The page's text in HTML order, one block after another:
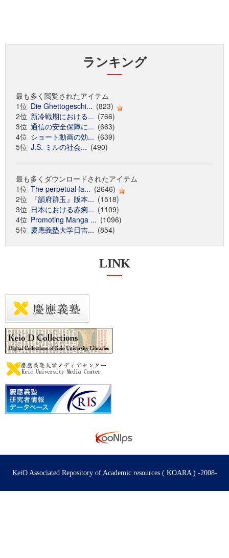
ランキング
最も多く閲覧されたアイテム
1位 Die Ghettogeschi... (823)
2位 新冷戦期における... (766)
3位 通信の安全保障に... (663)
4位 ショート動画の効... (639)
5位 J.S. ミルの社会... (490)
最も多くダウンロードされたアイテム
1位 The perpetual fa... (2646)
2位
『韻府群玉』版本... (1518)
3位 日本における赤痢... (1109)
4位 Promoting Manga ... (1096)
5位 慶應義塾大学日吉... (854)
LINK
KeiO Associated Repository of Academic resources ( KOARA ) -2008-